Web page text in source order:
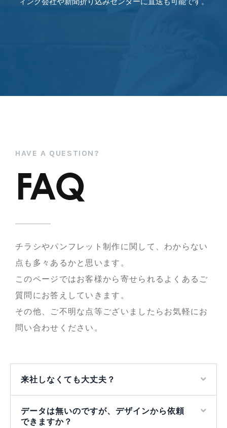
HAVE A QUESTION?
FAQ
チラシやパンフレット制作に関して、わからない
点も多々あるかと思います。
このページではお客様から寄せられるよくあるご
質問にお答えしていきます。
その他、ご不明な点等ございましたらお気軽にお
問い合わせください。
来社しなくても大丈夫？
データは無いのですが、デザインから依頼
できますか？